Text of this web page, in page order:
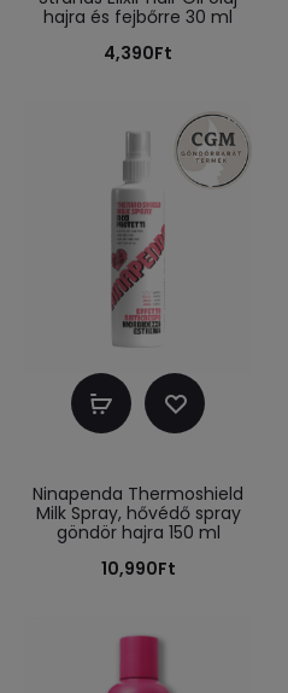
hajra és fejbőrre 30 ml
4,390Ft
Kosárba
Ninapenda Thermoshield
Milk Spray, hővédő spray
göndör hajra 150 ml
10,990Ft